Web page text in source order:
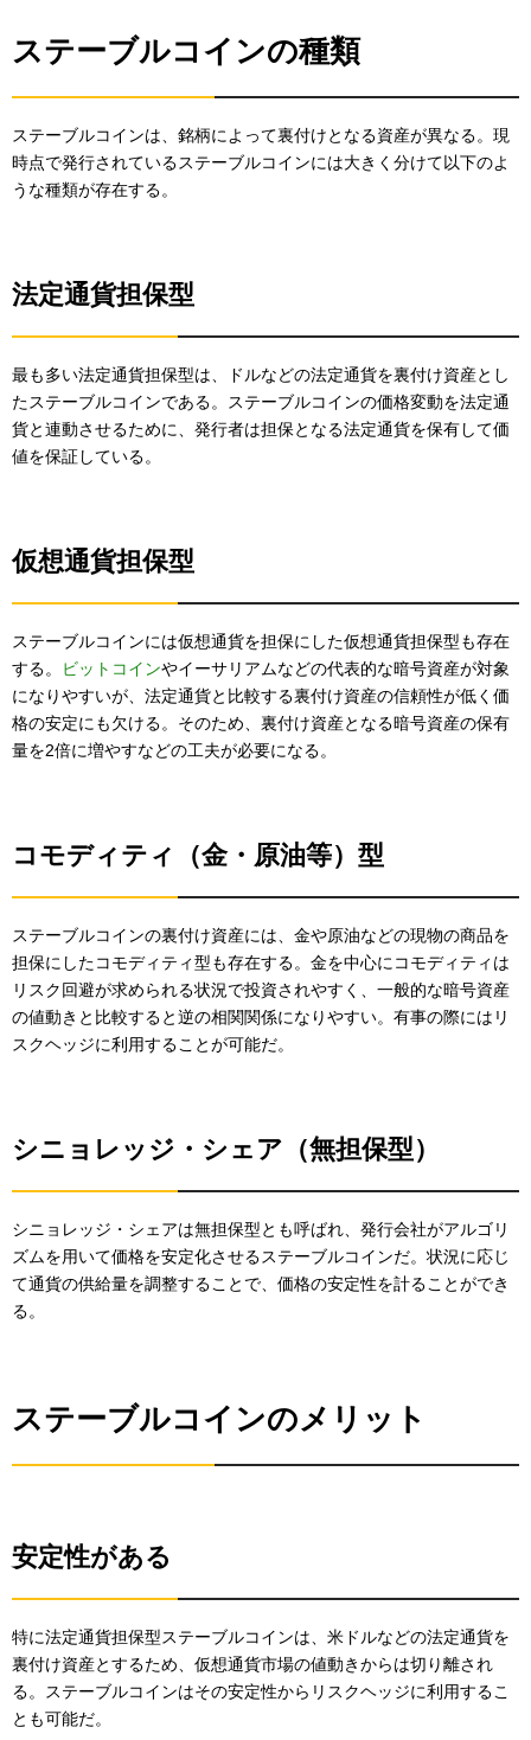
ステーブルコインの種類
ステーブルコインは、銘柄によって裏付けとなる資産が異なる。現
時点で発行されているステーブルコインには大きく分けて以下のよ
うな種類が存在する。
法定通貨担保型
最も多い法定通貨担保型は、ドルなどの法定通貨を裏付け資産とし
たステーブルコインである。ステーブルコインの価格変動を法定通
貨と連動させるために、発行者は担保となる法定通貨を保有して価
値を保証している。
仮想通貨担保型
ステーブルコインには仮想通貨を担保にした仮想通貨担保型も存在
する。
ビットコインやイーサリアムなどの代表的な暗号資産が対象
になりやすいが、法定通貨と比較する裏付け資産の信頼性が低く価
格の安定にも欠ける。そのため、裏付け資産となる暗号資産の保有
量を2倍に増やすなどの工夫が必要になる。
コモディティ（金・原油等）型
ステーブルコインの裏付け資産には、金や原油などの現物の商品を
担保にしたコモディティ型も存在する。金を中心にコモディティは
リスク回避が求められる状況で投資されやすく、一般的な暗号資産
の値動きと比較すると逆の相関関係になりやすい。有事の際にはリ
スクヘッジに利用することが可能だ。
シニョレッジ・シェア（無担保型）
シニョレッジ・シェアは無担保型とも呼ばれ、発行会社がアルゴリ
ズムを用いて価格を安定化させるステーブルコインだ。状況に応じ
て通貨の供給量を調整することで、価格の安定性を計ることができ
る。
ステーブルコインのメリット
安定性がある
特に法定通貨担保型ステーブルコインは、米ドルなどの法定通貨を
裏付け資産とするため、仮想通貨市場の値動きからは切り離され
る。ステーブルコインはその安定性からリスクヘッジに利用するこ
とも可能だ。